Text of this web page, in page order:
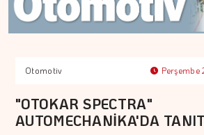
Otomotiv Perşembe
"OTOKAR SPECTRA"
AUTOMECHANİKA'DA